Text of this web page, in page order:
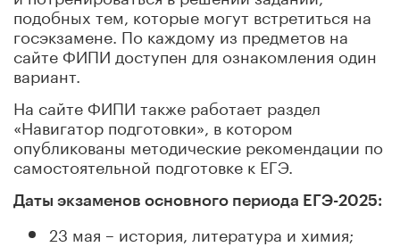
подобных тем, которые могут встретиться на
госэкзамене. По каждому из предметов на
сайте ФИПИ доступен для ознакомления один
вариант.
На сайте ФИПИ также работает раздел
«Навигатор подготовки», в котором
опубликованы методические рекомендации по
самостоятельной подготовке к ЕГЭ.
Даты экзаменов основного периода ЕГЭ-2025:
23 мая – история, литература и химия;